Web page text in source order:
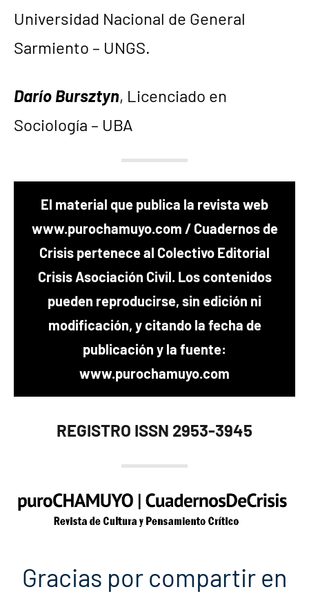
Universidad Nacional de General
Sarmiento – UNGS.
Darío Bursztyn, Licenciado en
Sociología – UBA
El material que publica la revista web
www.purochamuyo.com / Cuadernos de
Crisis pertenece al Colectivo Editorial
Crisis Asociación Civil. Los contenidos
pueden reproducirse, sin edición ni
modificación, y citando la fecha de
publicación y la fuente:
www.purochamuyo.com
REGISTRO ISSN 2953-3945
Gracias por compartir en